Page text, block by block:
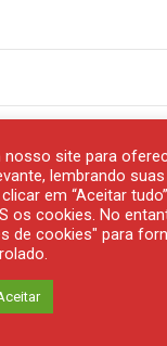
site para
lembrando
em “Aceitar
os cookies. No
de cookies" para